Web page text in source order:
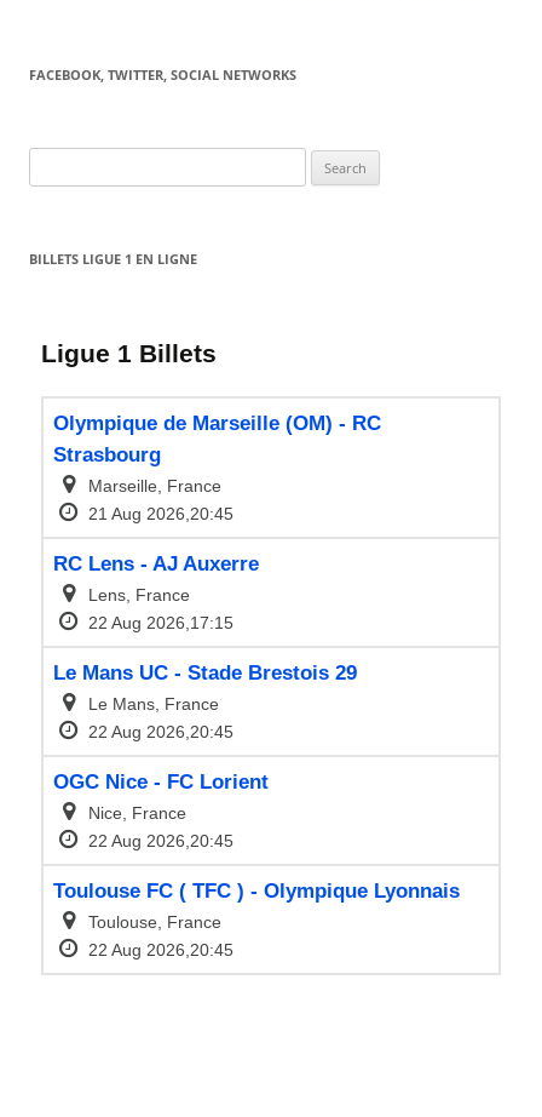
FACEBOOK, TWITTER, SOCIAL NETWORKS
for:
BILLETS LIGUE 1 EN LIGNE